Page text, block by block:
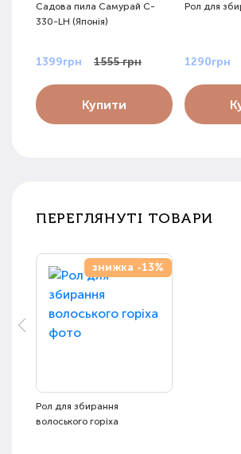
Садова пила Самурай C-
330-LH (Японія)
1399грн 1555 грн
Купити
Рол для
1290грн
ПЕРЕГЛЯНУТІ ТОВАРИ
знижка -13%
Рол для збирання
волоського горіха